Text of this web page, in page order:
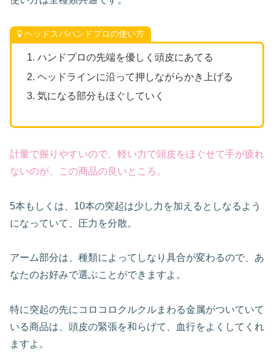
ヘッドスパハンドプロの使い方
ハンドプロの先端を優しく頭皮にあてる
ヘッドラインに沿って押しながらかき上げる
気になる部分もほぐしていく
計量で握りやすいので、軽い力で頭皮をほぐせて手が疲れ
ないのが、この商品の良いところ。
5本もしくは、10本の突起は少し力を加えるとしなるよう
になっていて、圧力を分散。
アーム部分は、種類によってしなり具合が変わるので、あ
なたのお好みで選ぶことができますよ。
特に突起の先にコロコロクルクルまわる金属がついていて
いる商品は、頭皮の緊張を和らげて、血行をよくしてくれ
ますよ。